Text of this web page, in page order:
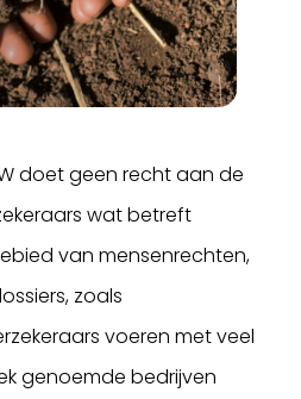
doet geen recht aan de
wat betreft
van mensenrechten,
zoals
voeren met veel
genoemde bedrijven